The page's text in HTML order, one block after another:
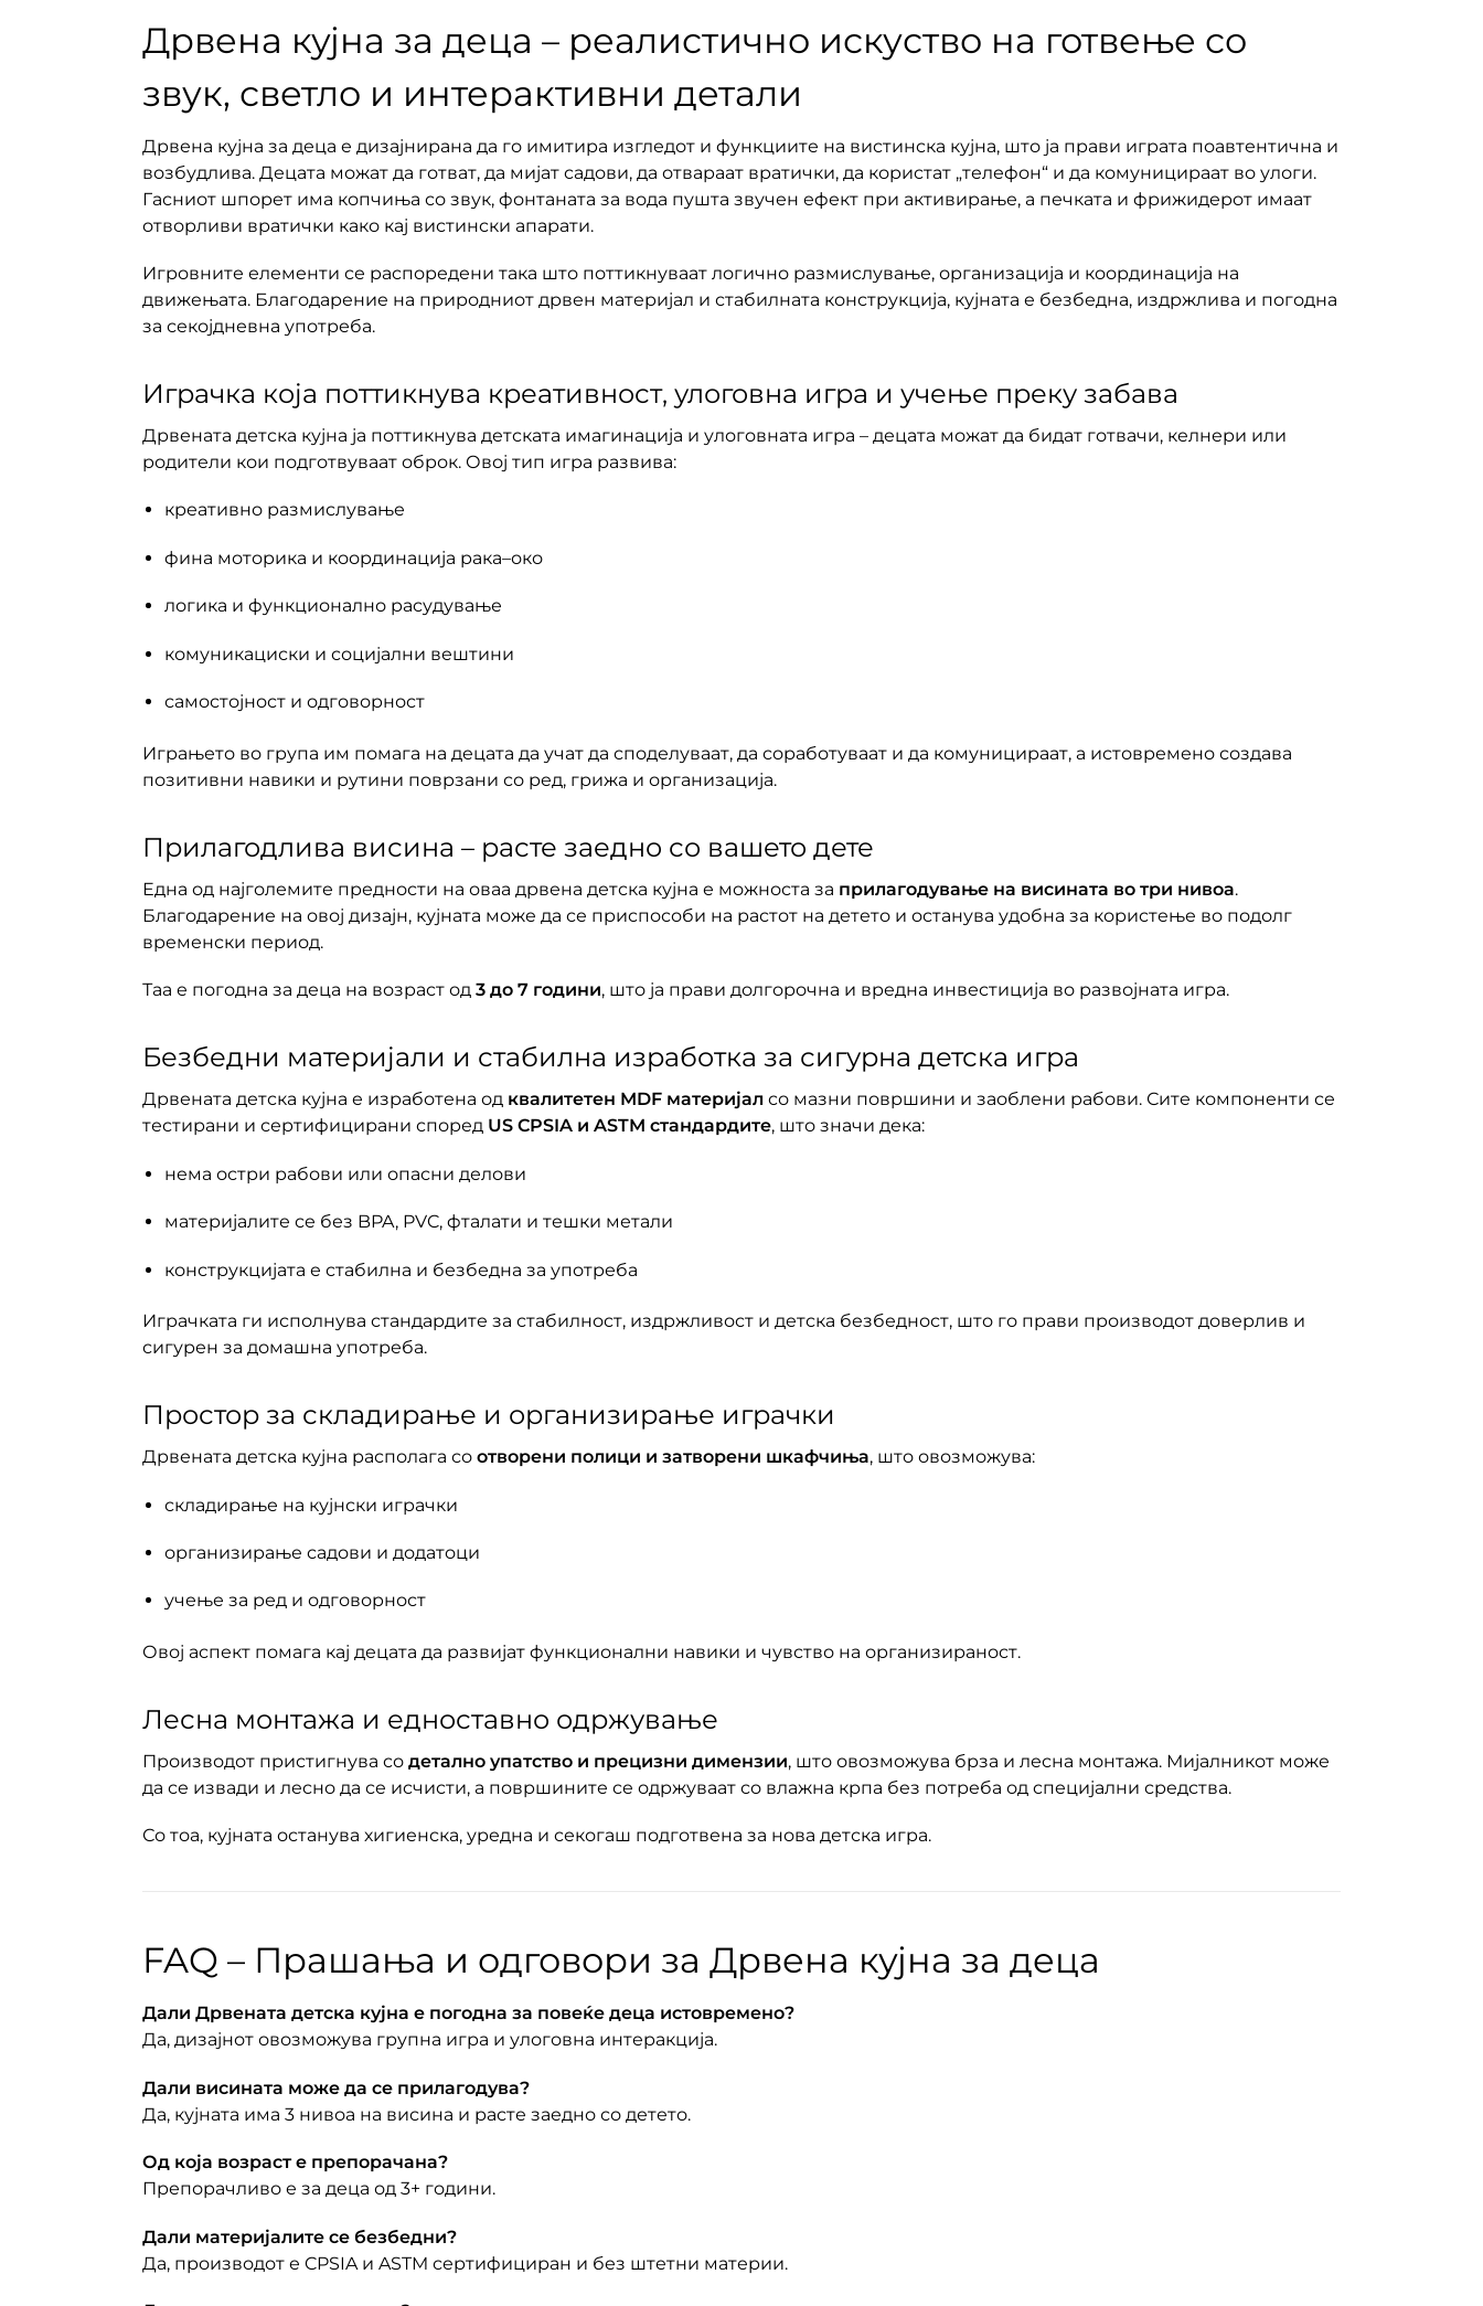
Дрвена кујна за деца – реалистично искуство на готвење со
звук, светло и интерактивни детали
Дрвена кујна за деца е дизајнирана да го имитира изгледот и функциите на вистинска кујна, што ја прави играта поавтентична и
возбудлива. Децата можат да готват, да мијат садови, да отвараат вратички, да користат „телефон“ и да комуницираат во улоги.
Гасниот шпорет има копчиња со звук, фонтаната за вода пушта звучен ефект при активирање, а печката и фрижидерот имаат
отворливи вратички како кај вистински апарати.
Игровните елементи се распоредени така што поттикнуваат логично размислување, организација и координација на
движењата. Благодарение на природниот дрвен материјал и стабилната конструкција, кујната е безбедна, издржлива и погодна
за секојдневна употреба.
Играчка која поттикнува креативност, улоговна игра и учење преку забава
Дрвената детска кујна ја поттикнува детската имагинација и улоговната игра – децата можат да бидат готвачи, келнери или
родители кои подготвуваат оброк. Овој тип игра развива:
креативно размислување
фина моторика и координација рака–око
логика и функционално расудување
комуникациски и социјални вештини
самостојност и одговорност
Играњето во група им помага на децата да учат да споделуваат, да соработуваат и да комуницираат, а истовремено создава
позитивни навики и рутини поврзани со ред, грижа и организација.
Прилагодлива висина – расте заедно со вашето дете
Една од најголемите предности на оваа дрвена детска кујна е можноста за прилагодување на висината во три нивоа.
Благодарение на овој дизајн, кујната може да се приспособи на растот на детето и останува удобна за користење во подолг
временски период.
Таа е погодна за деца на возраст од 3 до 7 години, што ја прави долгорочна и вредна инвестиција во развојната игра.
Безбедни материјали и стабилна изработка за сигурна детска игра
Дрвената детска кујна е изработена од квалитетен MDF материјалсо мазни површини и заоблени рабови. Сите компоненти се
тестирани и сертифицирани според US CPSIA и ASTM стандардите, што значи дека:
нема остри рабови или опасни делови
материјалите се без BPA, PVC, фталати и тешки метали
конструкцијата е стабилна и безбедна за употреба
Играчката ги исполнува стандардите за стабилност, издржливост и детска безбедност, што го прави производот доверлив и
сигурен за домашна употреба.
Простор за складирање и организирање играчки
Дрвената детска кујна располага со отворени полици и затворени шкафчиња, што овозможува:
складирање на кујнски играчки
организирање садови и додатоци
учење за ред и одговорност
Овој аспект помага кај децата да развијат функционални навики и чувство на организираност.
Лесна монтажа и едноставно одржување
Производот пристигнува со детално упатство и прецизни димензии, што овозможува брза и лесна монтажа. Мијалникот може
да се извади и лесно да се исчисти, а површините се одржуваат со влажна крпа без потреба од специјални средства.
Со тоа, кујната останува хигиенска, уредна и секогаш подготвена за нова детска игра.
FAQ – Прашања и одговори за Дрвена кујна за деца
Дали Дрвената детска кујна е погодна за повеќе деца истовремено?
Да, дизајнот овозможува групна игра и улоговна интеракција.
Дали висината може да се прилагодува?
Да, кујната има 3 нивоа на висина и расте заедно со детето.
Од која возраст е препорачана?
Препорачливо е за деца од 3+ години.
Дали материјалите се безбедни?
Да, производот е CPSIA и ASTM сертифициран и без штетни материи.